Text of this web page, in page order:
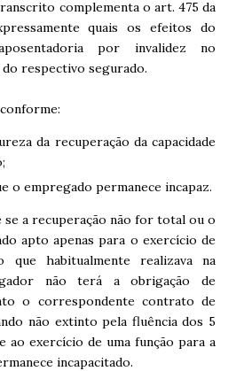
complementa o art. 475 da
quais os efeitos do
por invalidez no
respectivo segurado.
da recuperação da capacidade
o empregado permanece incapaz.
se a recuperação não for total ou o
apto apenas para o exercício de
que habitualmente realizava na
não terá a obrigação de
o correspondente contrato de
não extinto pela fluência dos 5
ao exercício de uma função para a
incapacitado.